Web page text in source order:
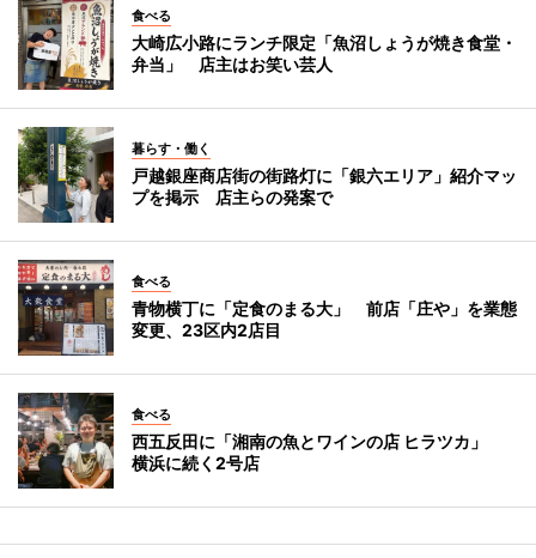
食べる
大崎広小路にランチ限定「魚沼しょうが焼き食堂・
弁当」 店主はお笑い芸人
暮らす・働く
戸越銀座商店街の街路灯に「銀六エリア」紹介マッ
プを掲示 店主らの発案で
食べる
青物横丁に「定食のまる大」 前店「庄や」を業態
変更、23区内2店目
食べる
西五反田に「湘南の魚とワインの店 ヒラツカ」
横浜に続く2号店